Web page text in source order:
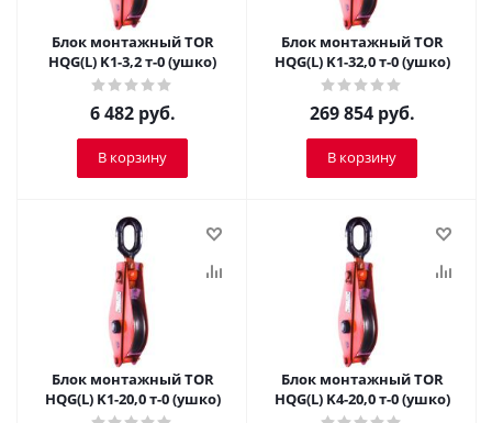
Блок монтажный TOR
HQG(L) K1-3,2 т-0 (ушко)
6 482руб.
В корзину
Блок монтажный TOR
HQG(L) K1-32,0 т-0 (ушко)
269 854руб.
В корзину
Блок монтажный TOR
HQG(L) K1-20,0 т-0 (ушко)
Блок монтажный TOR
HQG(L) K4-20,0 т-0 (ушко)